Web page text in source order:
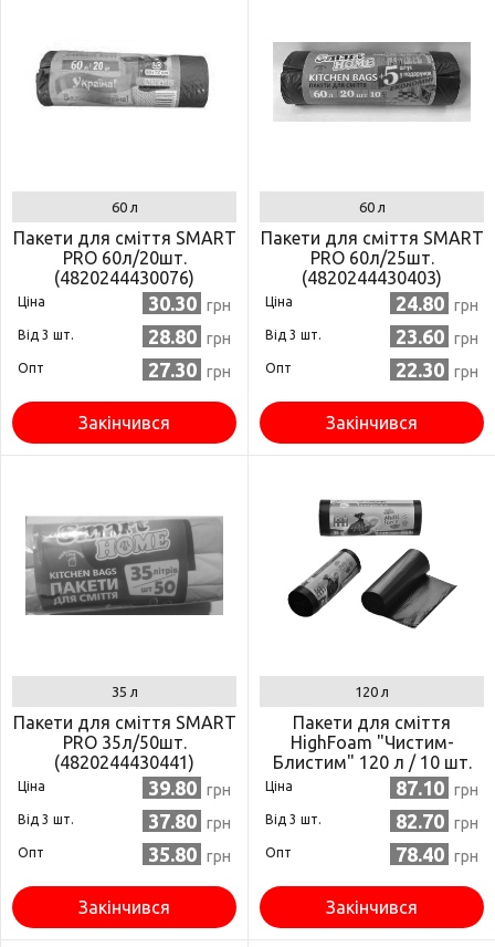
60 л
Пакети для сміття SMART
PRO 60л/20шт.
(4820244430076)
Ціна 30.30 грн
Від 3 шт. 28.80 грн
Опт 27.30 грн
Закінчився
60 л
Пакети для сміття SMART
PRO 60л/25шт.
(4820244430403)
Ціна 24.80 грн
Від 3 шт. 23.60 грн
Опт 22.30 грн
Закінчився
35 л
Пакети для сміття SMART
PRO 35л/50шт.
(4820244430441)
Ціна 39.80 грн
Від 3 шт. 37.80 грн
Опт 35.80 грн
Закінчився
120 л
Пакети для сміття
HighFoam "Чистим-
Блистим" 120 л / 10 шт.
(4820160790223)
Ціна 87.10 грн
Від 3 шт. 82.70 грн
Опт 78.40 грн
Закінчився